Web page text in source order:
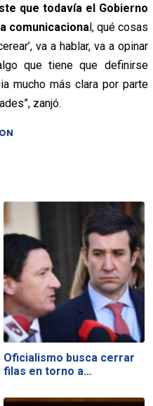
que todavía el Gobierno
comunicacional, qué cosas
va a hablar, va a opinar
que tiene que definirse
mucho más clara por parte
zanjó.
Oficialismo busca cerrar
filas en torno a…